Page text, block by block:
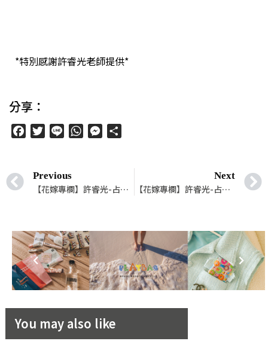
*特別感謝許睿光老師提供*
分享：
FacebookTwitter
Line WhatsAppMessenger
Previous
【花嫁專欄】許睿光-占星命理｜1015-1021星座運勢
Next
【花嫁專欄】許睿光-占星命理｜1001-1007星座運勢
You may also like